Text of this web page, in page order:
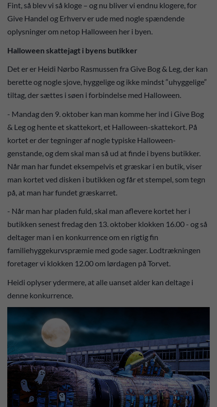
Fint, så blev vi så kloge – og nu bliver vi endnu klogere, for
Give Handel og Erhverv er ude med nogle spændende
oplysninger om netop Halloween her i byen.
Halloween skattejagt i byens butikker
Det er er Heidi Nørbo Rasmussen fra Give Bog & Leg, der kan
berette og nogle sjove, hyggelige og ikke mindst “uhyggelige”
tiltag, der sættes i søen i forbindelse med Halloween.
- Mandag den 9. oktober kan man komme her ind i Give Bog
& Leg og hente et skattekort, et Halloween-skattekort. På
kortet er der tegninger af nogle typiske Halloween-
genstande, og dem skal man så ud at finde i byens butikker.
Når man har fundet eksempelvis et græskar i en butik, viser
man kortet ved disken i butikken og får et stempel, som tegn
på, at man har fundet græskarret.
- Når man har pladen fuld, skal man aflevere kortet her i
butikken senest fredag den 13. oktober klokken 16.00 - og så
deltager man i en konkurrence om en rigtig fin
familiehyggekurvspræmie med gode sager. Lodtrækningen
foretager vi klokken 12.00 om lørdagen på Torvet.
Heidi oplyser ydermere, at alle uanset alder kan deltage i
denne konkurrence.